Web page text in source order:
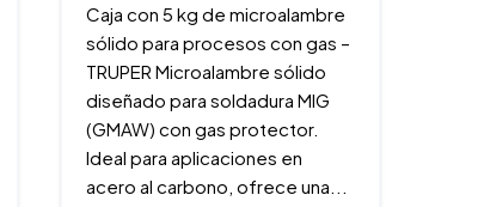
Caja con 5 kg de microalambre
sólido para procesos con gas –
TRUPER Microalambre sólido
diseñado para soldadura MIG
(GMAW) con gas protector.
Ideal para aplicaciones en
acero al carbono, ofrece una...